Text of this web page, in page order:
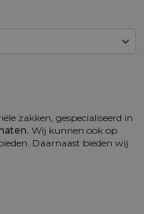
zakken, gespecialiseerd in
Wij kunnen ook op
Daarnaast bieden wij